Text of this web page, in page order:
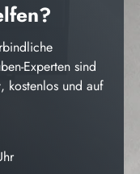
Experten sind
kostenlos und auf